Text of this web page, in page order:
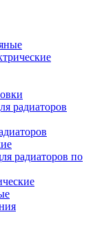
радиаторов
радиаторов по